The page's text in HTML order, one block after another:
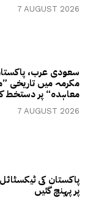
7 AUGUST 2026
سعودی عرب،
مکرمہ میں تاریخی
معاہدہ“ پر دستخط
7 AUGUST 2026
پاکستان کی
پر پہنچ گئیں